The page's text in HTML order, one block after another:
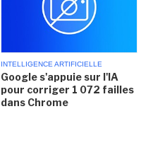
INTELLIGENCE ARTIFICIELLE
Google s'appuie sur l'IA
pour corriger 1 072 failles
dans Chrome